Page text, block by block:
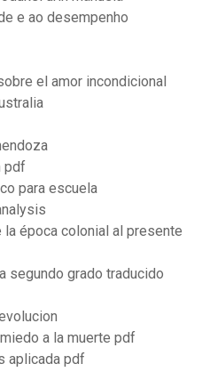
e ao desempenho
el amor incondicional
pdf
para escuela
la época colonial al presente
segundo grado traducido
a la muerte pdf
aplicada pdf